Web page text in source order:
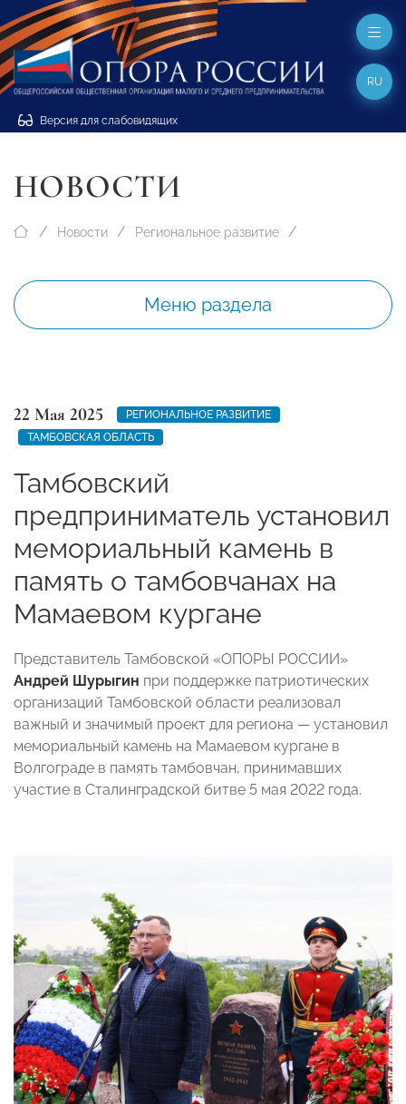
Версия для слабовидящих
RU
НОВОСТИ
Новости Региональное развитие
Меню раздела
22 Мая 2025
РЕГИОНАЛЬНОЕ РАЗВИТИЕ
ТАМБОВСКАЯ ОБЛАСТЬ
Тамбовский
предприниматель установил
мемориальный камень в
память о тамбовчанах на
Мамаевом кургане
Представитель Тамбовской «ОПОРЫ РОССИИ»
Андрей Шурыгин при поддержке патриотических
организаций Тамбовской области реализовал
важный и значимый проект для региона — установил
мемориальный камень на Мамаевом кургане в
Волгограде в память тамбовчан, принимавших
участие в Сталинградской битве 5 мая 2022 года.